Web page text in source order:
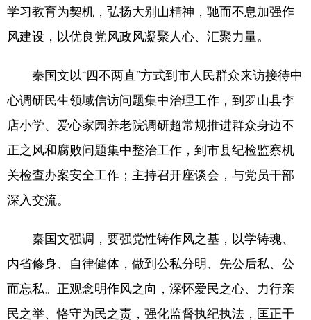
文旅新探 豫股百家
北京 天津 河北
山西 辽宁 吉林
上海 江苏 浙江
安徽 福建 江西
山东
湖南 广东 广西
海南 重庆 四川
贵州 云南 西藏
学习教育为契机，弘扬大别山精神，驰而不息加强作
风建设，以优良党风政风凝聚人心、汇聚力量。
秦国文以“四不两直”方式到市人民群众来访接待中
心调研民生领域信访问题集中治理工作，到罗山县李
店小学、爱心家园养老院调研超常规推进群众身边不
正之风和腐败问题集中整治工作，到市县纪检监察机
关检查办案安全工作；主持召开座谈会，与党员干部
深入交流。
秦国文强调，要强党性铸作风之基，以学铸魂、
内省修身、自律健体，做到公私分明、先公后私、公
而忘私。正观念明作风之向，深怀爱民之心、力行亲
民之举、恪守为民之责，强化监督执纪执法，匡正干